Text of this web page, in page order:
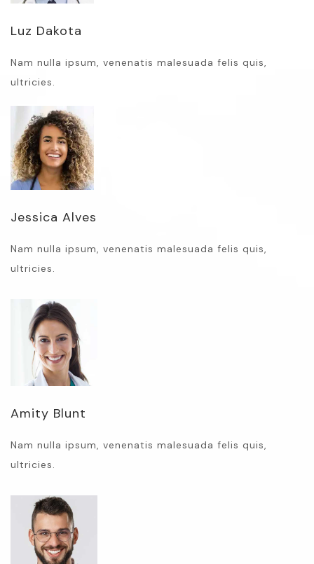
Luz Dakota
Nam nulla ipsum, venenatis malesuada felis quis,
ultricies.
Jessica Alves
Nam nulla ipsum, venenatis malesuada felis quis,
ultricies.
Amity Blunt
Nam nulla ipsum, venenatis malesuada felis quis,
ultricies.